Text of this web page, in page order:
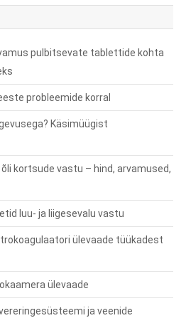
pulbitsevate tablettide kohta
probleemide korral
Käsimüügist
kortsude vastu – hind, arvamused,
luu- ja liigesevalu vastu
ülevaade tüükadest
ülevaade
ja veenide